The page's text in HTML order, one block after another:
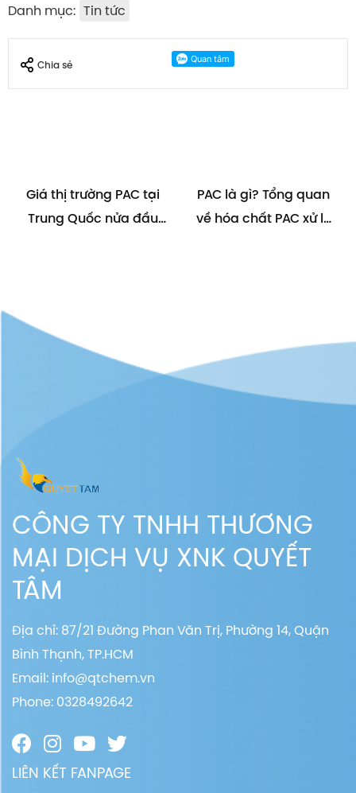
Danh mục: Tin tức
Chia sẻ
Giá thị trường PAC tại
Trung Quốc nửa đầu
PAC là gì? Tổng quan
về hóa chất PAC xử lý
CÔNG TY TNHH THƯƠNG
MẠI DỊCH VỤ XNK QUYẾT
TÂM
Địa chỉ: 87/21 Đường Phan Văn Trị, Phường 14, Quận
Bình Thạnh, TP.HCM
Email: info@qtchem.vn
Phone: 0328492642
LIÊN KẾT FANPAGE